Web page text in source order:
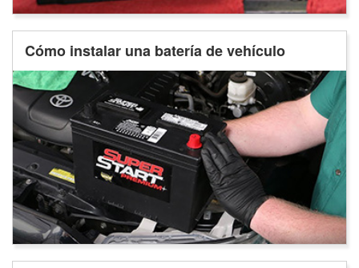
Cómo instalar una batería de vehículo